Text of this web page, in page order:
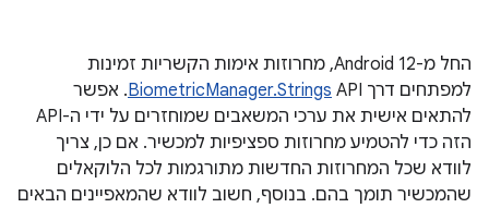
החל מ-Android 12, מחרוזות אימות הקשריות זמינות
למפתחים דרך
BiometricManager.StringsAPI. אפשר
להתאים אישית את ערכי המשאבים שמוחזרים על ידי ה-API
הזה כדי להטמיע מחרוזות ספציפיות למכשיר. אם כן, צריך
לוודא שכל המחרוזות החדשות מתורגמות לכל הלוקאלים
שהמכשיר תומך בהם. בנוסף, חשוב לוודא שהמאפיינים הבאים